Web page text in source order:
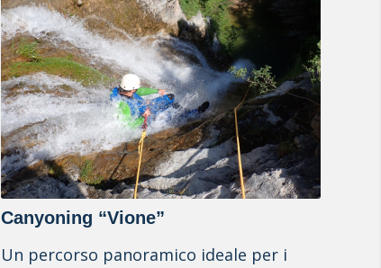
Canyoning “Vione”
Un percorso panoramico ideale per i